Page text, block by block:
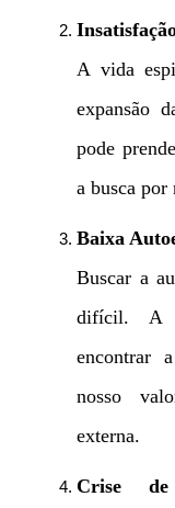
A vida
expansão
pode
a busca por
Baixa
Buscar a
difícil. A
encontrar
nosso
externa.
Crise